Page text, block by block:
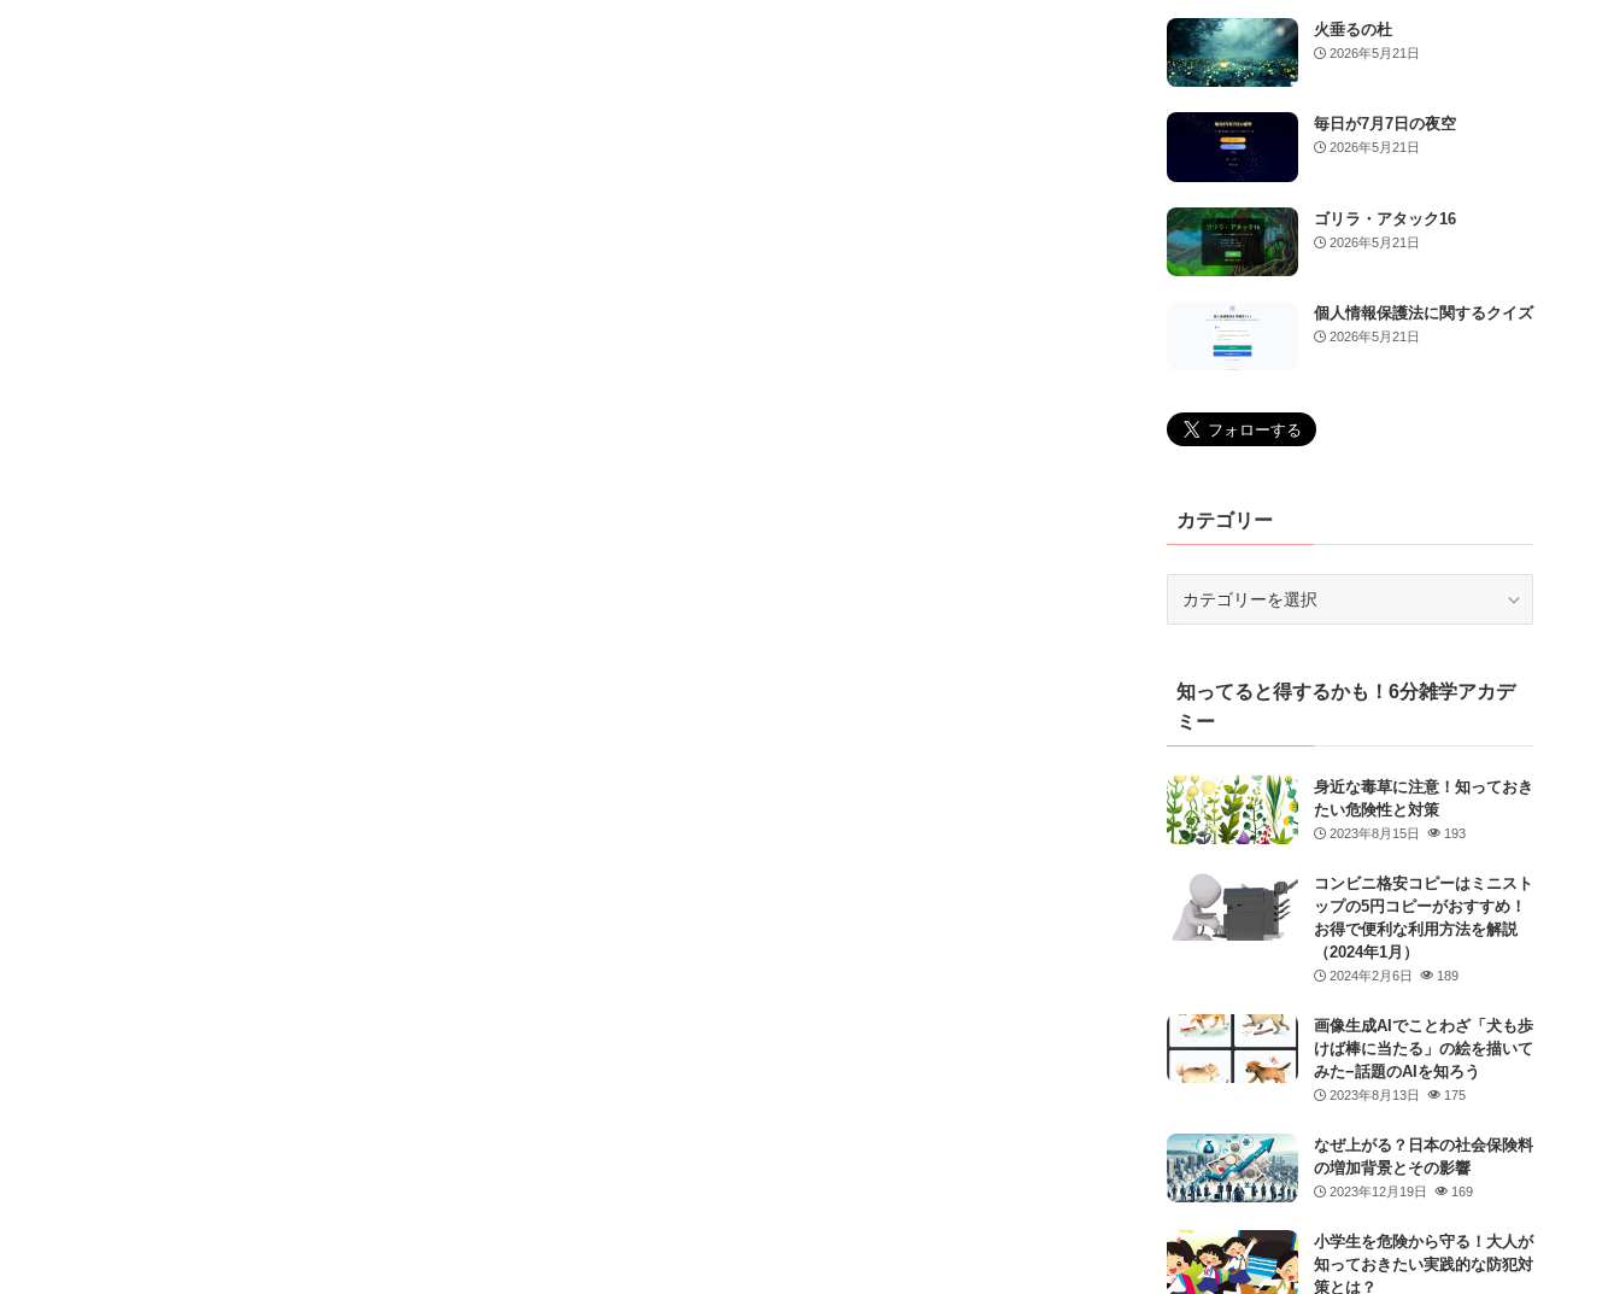
火垂るの杜
2026年5月21日
毎日が7月7日の夜空
2026年5月21日
ゴリラ・アタック16
2026年5月21日
個人情報保護法に関するクイズ
2026年5月21日
カテゴリー
ー知ってると得するかも！6分雑学アカデ
ミー
身近な毒草に注意！知っておき
たい危険性と対策
2023年8月15日 193
コンビニ格安コピーはミニスト
ップの5円コピーがおすすめ！
お得で便利な利用方法を解説
（2024年1月）
2024年2月6日 189
画像生成AIでことわざ「犬も歩
けば棒に当たる」の絵を描いて
みた−話題のAIを知ろう
2023年8月13日 175
なぜ上がる？日本の社会保険料
の増加背景とその影響
2023年12月19日 169
小学生を危険から守る！大人が
知っておきたい実践的な防犯対
策とは？